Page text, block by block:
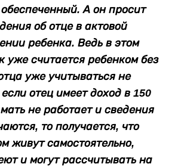
А он просит
об отце в актовой
ребенка. Ведь в этом
уже считается ребенком без
уже учитываться не
отец имеет доход в 150
не работает и сведения
то получается, что
живут самостоятельно,
и могут рассчитывать на